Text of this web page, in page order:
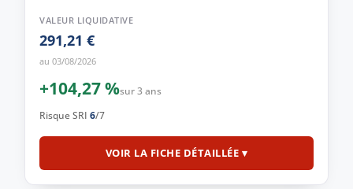
VALEUR LIQUIDATIVE
291,21 €
au 03/08/2026
+104,27 %sur 3 ans
Risque SRI6/7
VOIR LA FICHE DÉTAILLÉE ▾